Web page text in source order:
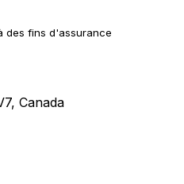
des fins d'assurance
Canada